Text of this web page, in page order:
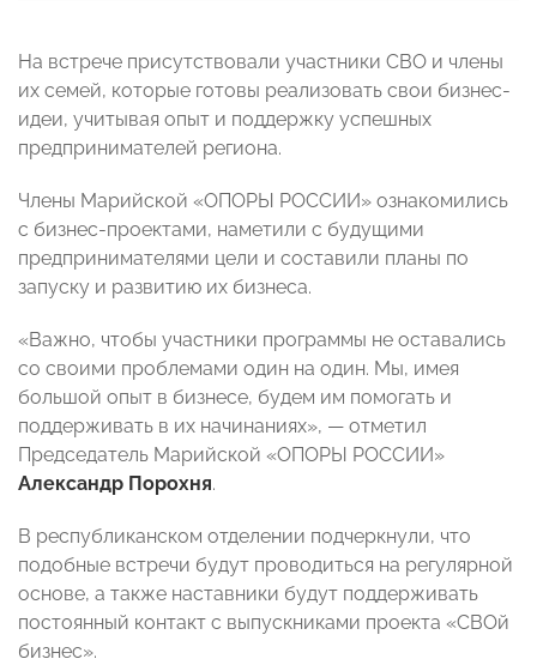
На встрече присутствовали участники СВО и члены
их семей, которые готовы реализовать свои бизнес-
идеи, учитывая опыт и поддержку успешных
предпринимателей региона.
Члены Марийской «ОПОРЫ РОССИИ» ознакомились
с бизнес-проектами, наметили с будущими
предпринимателями цели и составили планы по
запуску и развитию их бизнеса.
«Важно, чтобы участники программы не оставались
со своими проблемами один на один. Мы, имея
большой опыт в бизнесе, будем им помогать и
поддерживать в их начинаниях», — отметил
Председатель Марийской «ОПОРЫ РОССИИ»
Александр Порохня.
В республиканском отделении подчеркнули, что
подобные встречи будут проводиться на регулярной
основе, а также наставники будут поддерживать
постоянный контакт с выпускниками проекта «СВОй
бизнес».